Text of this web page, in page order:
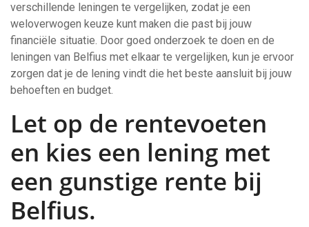
verschillende leningen te vergelijken, zodat je een
weloverwogen keuze kunt maken die past bij jouw
financiële situatie. Door goed onderzoek te doen en de
leningen van Belfius met elkaar te vergelijken, kun je ervoor
zorgen dat je de lening vindt die het beste aansluit bij jouw
behoeften en budget.
Let op de rentevoeten
en kies een lening met
een gunstige rente bij
Belfius.